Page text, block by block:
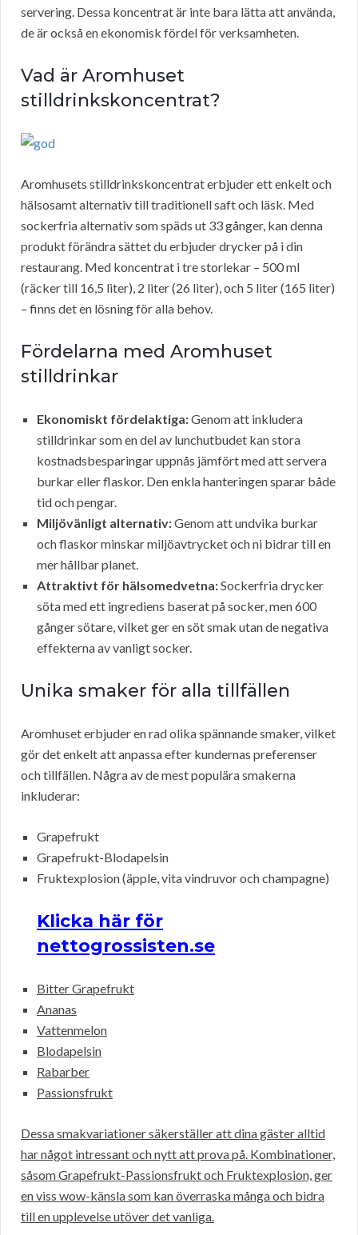
servering. Dessa koncentrat är inte bara lätta att använda,
de är också en ekonomisk fördel för verksamheten.
Vad är Aromhuset
stilldrinkskoncentrat?
Aromhusets stilldrinkskoncentrat erbjuder ett enkelt och
hälsosamt alternativ till traditionell saft och läsk. Med
sockerfria alternativ som späds ut 33 gånger, kan denna
produkt förändra sättet du erbjuder drycker på i din
restaurang. Med koncentrat i tre storlekar – 500 ml
(räcker till 16,5 liter), 2 liter (26 liter), och 5 liter (165 liter)
– finns det en lösning för alla behov.
Fördelarna med Aromhuset
stilldrinkar
Ekonomiskt fördelaktiga:Genom att inkludera
stilldrinkar som en del av lunchutbudet kan stora
kostnadsbesparingar uppnås jämfört med att servera
burkar eller flaskor. Den enkla hanteringen sparar både
tid och pengar.
Miljövänligt alternativ:Genom att undvika burkar
och flaskor minskar miljöavtrycket och ni bidrar till en
mer hållbar planet.
Attraktivt för hälsomedvetna:Sockerfria drycker
söta med ett ingrediens baserat på socker, men 600
gånger sötare, vilket ger en söt smak utan de negativa
effekterna av vanligt socker.
Unika smaker för alla tillfällen
Aromhuset erbjuder en rad olika spännande smaker, vilket
gör det enkelt att anpassa efter kundernas preferenser
och tillfällen. Några av de mest populära smakerna
inkluderar:
Grapefrukt
Grapefrukt-Blodapelsin
Fruktexplosion (äpple, vita vindruvor och champagne)
Klicka här för
nettogrossisten.se
Bitter Grapefrukt
Ananas
Vattenmelon
Blodapelsin
Rabarber
Passionsfrukt
Dessa smakvariationer säkerställer att dina gäster alltid
har något intressant och nytt att prova på. Kombinationer,
såsom Grapefrukt-Passionsfrukt och Fruktexplosion, ger
en viss wow-känsla som kan överraska många och bidra
till en upplevelse utöver det vanliga.